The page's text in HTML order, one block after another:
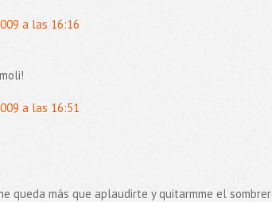
a las 16:16
a las 16:51
queda más que aplaudirte y quitarmme el